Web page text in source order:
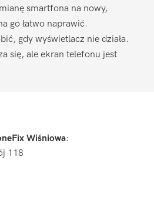
smartfona na nowy,
go łatwo naprawić.
gdy wyświetlacz nie działa.
się, ale ekran telefonu jest
Wiśniowa:
118